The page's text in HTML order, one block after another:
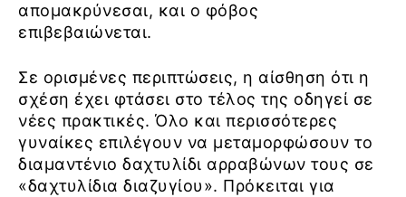
απομακρύνεσαι, και ο φόβος
επιβεβαιώνεται.
Σε ορισμένες περιπτώσεις, η αίσθηση ότι η
σχέση έχει φτάσει στο τέλος της οδηγεί σε
νέες πρακτικές. Όλο και περισσότερες
γυναίκες επιλέγουν να μεταμορφώσουν το
διαμαντένιο δαχτυλίδι αρραβώνων τους σε
«δαχτυλίδια διαζυγίου». Πρόκειται για